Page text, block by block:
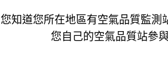
您知道您所在地區有空氣品質監測
您自己的空氣品質站參